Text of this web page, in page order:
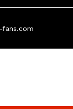
fans.com